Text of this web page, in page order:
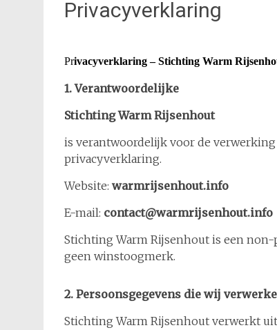
Privacyverklaring
Privacyverklaring – Stichting Warm
1. Verantwoordelijke
Stichting Warm Rijsenhout
is verantwoordelijk voor de
privacyverklaring.
Website: warmrijsenhout.info
E-mail: contact@warmrijsenhout.info
Stichting Warm Rijsenhout is een
geen winstoogmerk.
2. Persoonsgegevens die wij
Stichting Warm Rijsenhout verwerkt